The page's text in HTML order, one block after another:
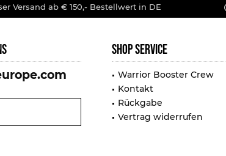
Versand ab € 150,- Bestellwert in DE
SHOP SERVICE
Warrior Booster Crew
Kontakt
Rückgabe
Vertrag widerrufen